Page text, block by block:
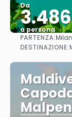
Da
a persona
PARTENZA:
DESTINAZIONE: